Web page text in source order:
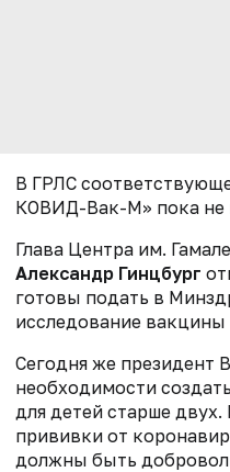
В ГРЛС
КОВИД-Вак-М» пока не
Глава Центра им.
Александр Гинцбург
готовы подать в
исследование вакцины
Сегодня же президент
необходимости
для детей старше
прививки от
должны быть